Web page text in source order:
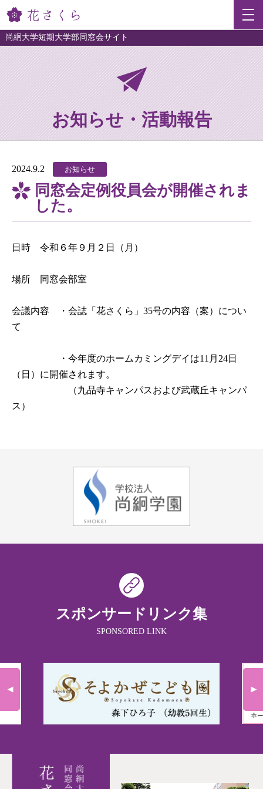
尚絅大学短期大学部同窓会サイト
お知らせ・活動報告
2024.9.2 お知らせ
同窓会定例役員会が開催されま
した。
日時　令和６年９月２日（月）
場所　同窓会部室
会議内容　・会誌「花さくら」35号の内容（案）につい
て
・今年度のホームカミングデイは11月24日
（日）に開催されます。
（九品寺キャンパスおよび武蔵丘キャンパ
ス）
スポンサードリンク集
SPONSORED LINK